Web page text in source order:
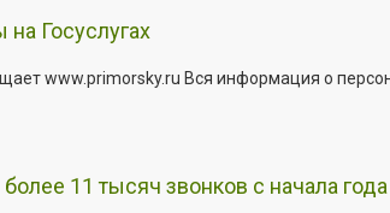
Госуслугах
www.primorsky.ru Вся информация о
11 тысяч звонков с начала года